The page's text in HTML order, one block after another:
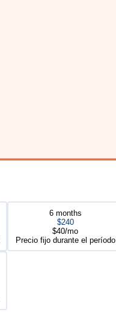
6 months
$240
$40/mo
Precio fijo durante el período